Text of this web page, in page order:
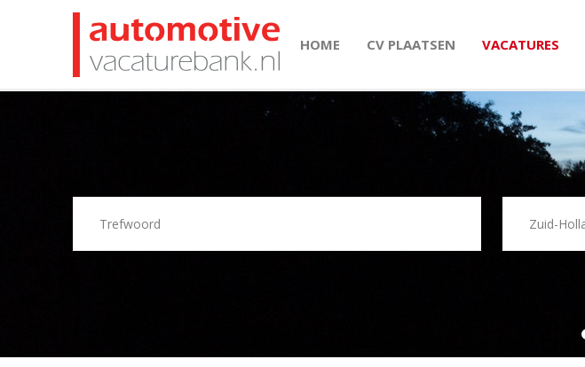
HOME CV PLAATSEN VACATURES